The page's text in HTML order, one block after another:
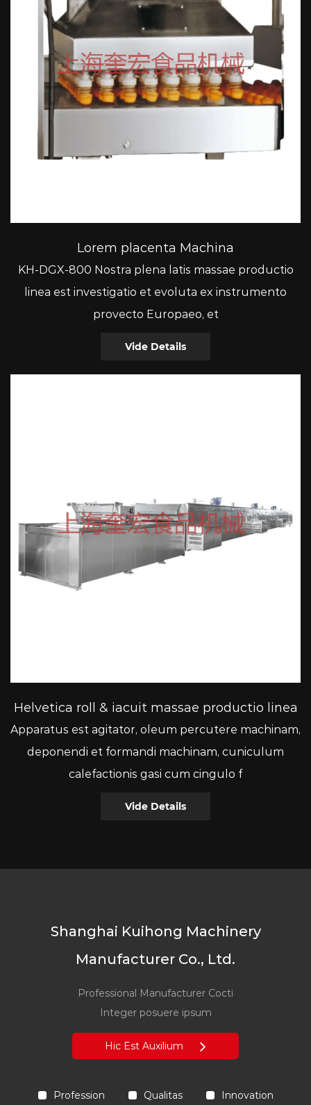
Lorem placenta Machina
KH-DGX-800 Nostra plena latis massae productio
linea est investigatio et evoluta ex instrumento
provecto Europaeo, et
Vide Details
Helvetica roll & iacuit massae productio linea
Apparatus est agitator, oleum percutere machinam,
deponendi et formandi machinam, cuniculum
calefactionis gasi cum cingulo f
Vide Details
Shanghai Kuihong Machinery
Manufacturer Co., Ltd.
Professional Manufacturer Cocti
Integer posuere ipsum
Hic Est Auxilium
Profession Qualitas Innovation